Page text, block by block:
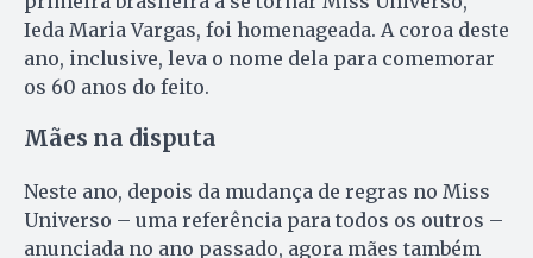
Ieda Maria Vargas, foi homenageada. A coroa deste
ano, inclusive, leva o nome dela para comemorar
os 60 anos do feito.
Mães na disputa
Neste ano, depois da mudança de regras no Miss
Universo – uma referência para todos os outros –
anunciada no ano passado, agora mães também